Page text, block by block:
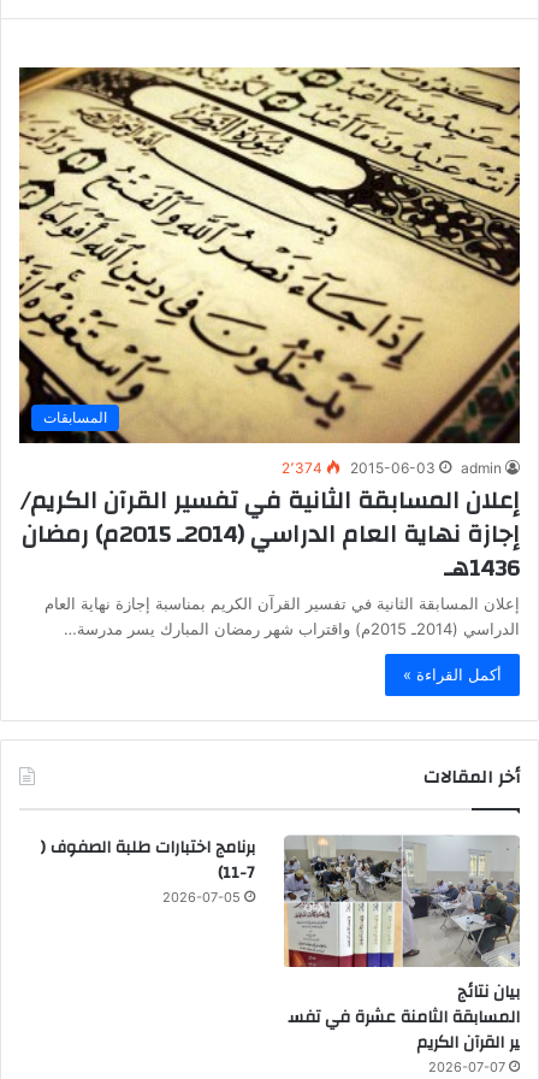
المسابقات
admin
2015-06-03 2٬374
إعلان المسابقة الثانية في تفسير القرآن الكريم/
إجازة نهاية العام الدراسي (2014ـ 2015م) رمضان
1436هـ
إعلان المسابقة الثانية في تفسير القرآن الكريم بمناسبة إجازة نهاية العام
الدراسي (2014ـ 2015م) واقتراب شهر رمضان المبارك يسر مدرسة…
أكمل القراءة »
أخر المقالات
بيان نتائج
المسابقة الثامنة عشرة في تفس
ير القرآن الكريم
2026-07-07
برنامج اختبارات طلبة الصفوف (
7-11)
2026-07-05